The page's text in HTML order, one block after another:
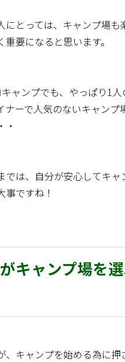
にとっては、キャンプ場も
要になると思います。
ャンプでも、やっぱり1
ナーで人気のないキャンプ
・
では、自分が安心してキャ
事ですね！
キャンプ場を
、キャンプを始める為に押